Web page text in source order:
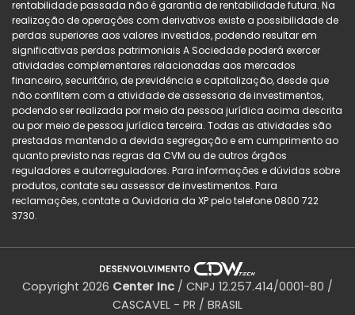
rentabilidade passada não é garantia de rentabilidade futura. Na
realização de operações com derivativos existe a possibilidade de
perdas superiores aos valores investidos, podendo resultar em
significativas perdas patrimoniais A Sociedade poderá exercer
atividades complementares relacionadas aos mercados
financeiro, securitário, de previdência e capitalização, desde que
não conflitem com a atividade de assessoria de investimentos,
podendo ser realizada por meio da pessoa jurídica acima descrita
ou por meio de pessoa jurídica terceira. Todas as atividades são
prestadas mantendo a devida segregação e em cumprimento ao
quanto previsto nas regras da CVM ou de outros órgãos
reguladores e autorreguladores. Para informações e dúvidas sobre
produtos, contate seu assessor de investimentos. Para
reclamações, contate a Ouvidoria da XP pelo telefone 0800 722
3730.
Copyright 2026 Center Inc / CNPJ 12.257.414/0001-80 /
CASCAVEL - PR / BRASIL